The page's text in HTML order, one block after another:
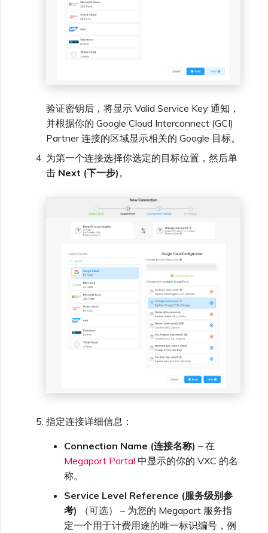
验证密钥后，将显示 Valid Service Key 通知，
并根据你的 Google Cloud Interconnect (GCI)
Partner 连接的区域显示相关的 Google 目标。
为第一个连接选择你选定的目标位置，然后单
击 Next (下一步) 。
指定连接详细信息：
Connection Name (连接名称) – 在
Megaport Portal 中显示的你的 VXC 的名
称。
Service Level Reference (服务级别参
考) （可选） – 为您的 Megaport 服务指
定一个用于计费用途的唯一标识编号，例